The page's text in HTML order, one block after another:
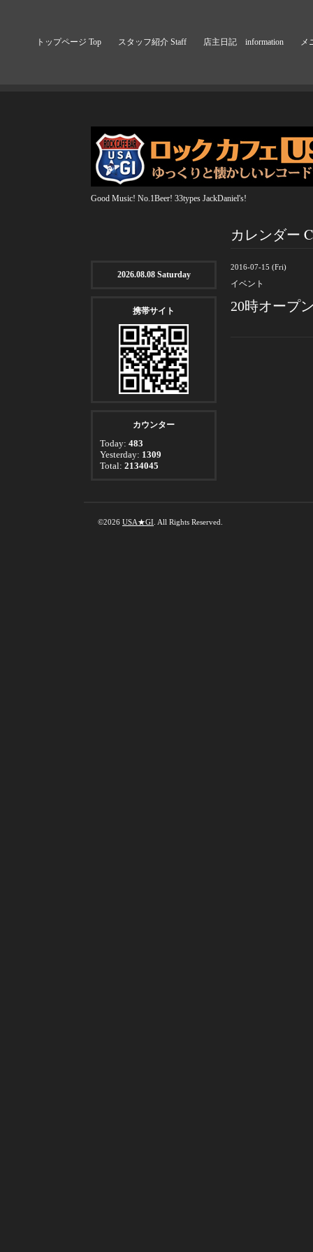
トップページ Top スタッフ紹介 Staff 店主日記 information メ
Good Music! No.1Beer! 33types JackDaniel's!
カレンダー
2016-07-15 (Fri)
イベント
20時オープ
2026.08.08 Saturday
携帯サイト
カウンター
Today: 483
Yesterday: 1309
Total: 2134045
©2026 USA★GI . All Rights Reserved.